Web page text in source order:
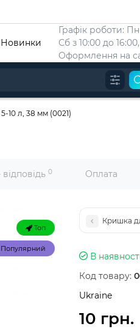
Графік роботи:
Сб з 10:00 до
Оформлення на
Новинки
10 л, 38 мм (0021)
0 Оплата
Топ
Популярний
Кришка
В
Код товару:
Ukraine
10 грн.